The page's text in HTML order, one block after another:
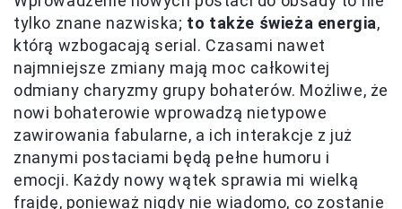
tylko znane nazwiska; to także świeża energia,
którą wzbogacają serial. Czasami nawet
najmniejsze zmiany mają moc całkowitej
odmiany charyzmy grupy bohaterów. Możliwe, że
nowi bohaterowie wprowadzą nietypowe
zawirowania fabularne, a ich interakcje z już
znanymi postaciami będą pełne humoru i
emocji. Każdy nowy wątek sprawia mi wielką
frajdę, ponieważ nigdy nie wiadomo, co zostanie